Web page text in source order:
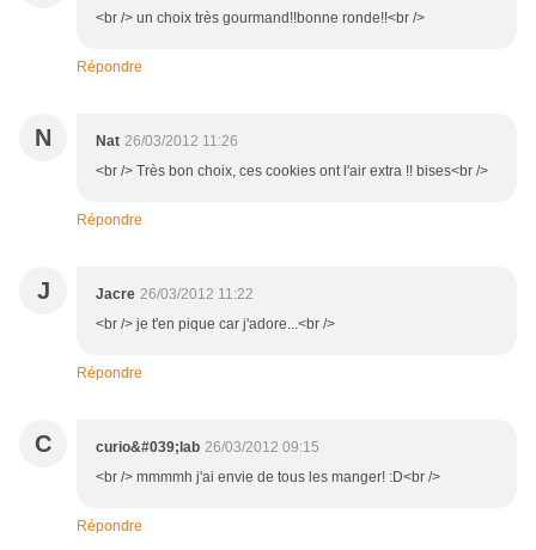
<br /> un choix très gourmand!!bonne ronde!!<br />
Répondre
N Nat 26/03/2012 11:26
<br /> Très bon choix, ces cookies ont l'air extra !! bises<br />
Répondre
J Jacre 26/03/2012 11:22
<br /> je t'en pique car j'adore...<br />
Répondre
C curio&#039;lab 26/03/2012 09:15
<br /> mmmmh j'ai envie de tous les manger! :D<br />
Répondre